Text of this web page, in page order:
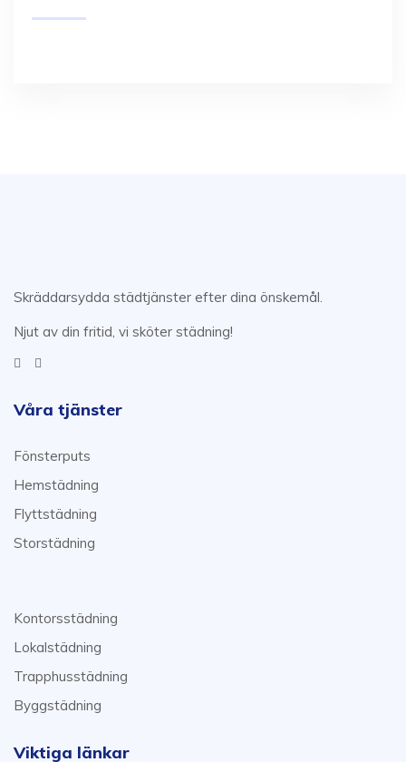
Skräddarsydda städtjänster efter dina önskemål.
Njut av din fritid, vi sköter städning!
Våra tjänster
Fönsterputs
Hemstädning
Flyttstädning
Storstädning
Kontorsstädning
Lokalstädning
Trapphusstädning
Byggstädning
Viktiga länkar